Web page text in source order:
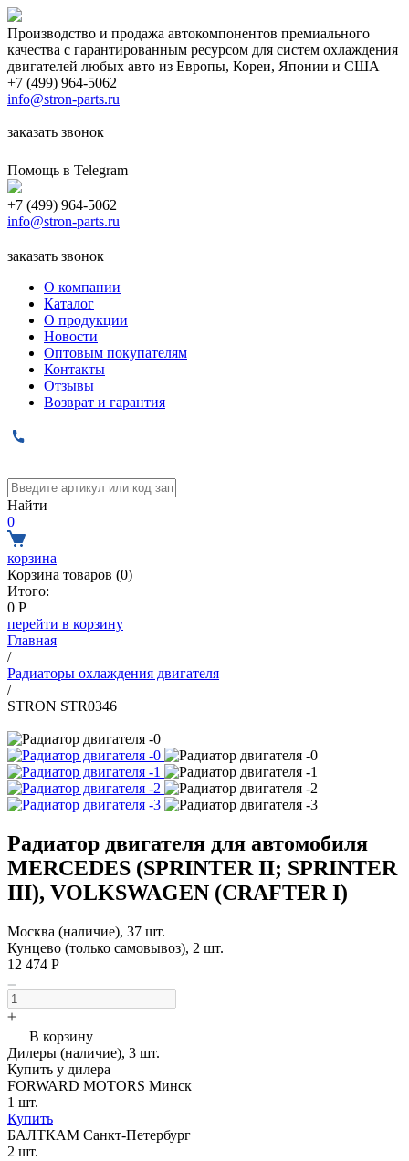
Производство и продажа автокомпонентов премиального
качества с гарантированным ресурсом для систем охлаждения
двигателей любых авто из Европы, Кореи, Японии и США
+7 (499) 964-5062
info@stron-parts.ru
заказать звонок
Помощь в Telegram
+7 (499) 964-5062
info@stron-parts.ru
заказать звонок
О компании
Каталог
О продукции
Новости
Оптовым покупателям
Контакты
Отзывы
Возврат и гарантия
Найти
0
корзина
Корзина товаров (0)
Итого:
0 Р
перейти в корзину
Главная
/
Радиаторы охлаждения двигателя
/
STRON STR0346
Радиатор двигателя для автомобиля
MERCEDES (SPRINTER II; SPRINTER
III), VOLKSWAGEN (CRAFTER I)
Москва (наличие), 37 шт.
Кунцево (только самовывоз), 2 шт.
12 474 Р
В корзину
Дилеры (наличие), 3 шт.
Купить у дилера
FORWARD MOTORS Минск
1 шт.
Купить
БАЛТКАМ Санкт-Петербург
2 шт.